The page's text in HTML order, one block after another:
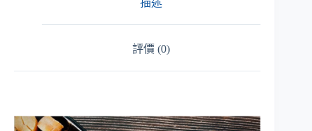
描述
評價 (0)